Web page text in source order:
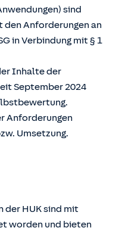
sind
Anforderungen an
in Verbindung mit § 1
Inhalte der
September 2024
Anforderungen
Umsetzung.
der HUK sind mit
worden und bieten